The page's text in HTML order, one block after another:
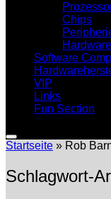
Chips
Software
VIP
Links
Fun Section
Startseite » Rob
Schlagwort-